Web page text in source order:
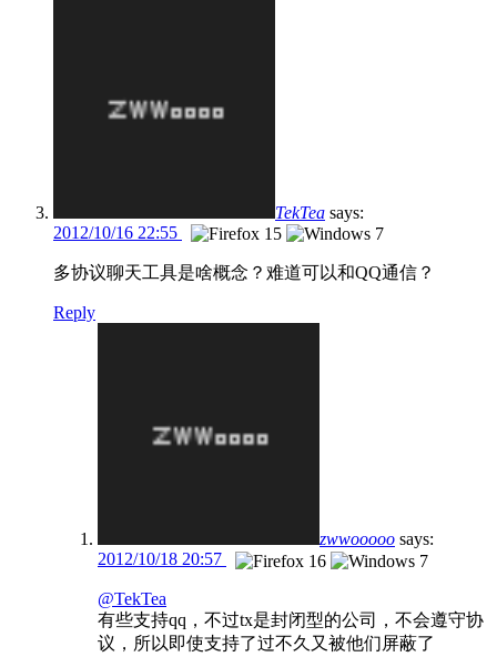
TekTea says:
2012/10/16 22:55
多协议聊天工具是啥概念？难道可以和QQ通信？
Reply
zwwooooo says:
2012/10/18 20:57
@TekTea
有些支持qq，不过tx是封闭型的公司，不会遵守协
议，所以即使支持了过不久又被他们屏蔽了